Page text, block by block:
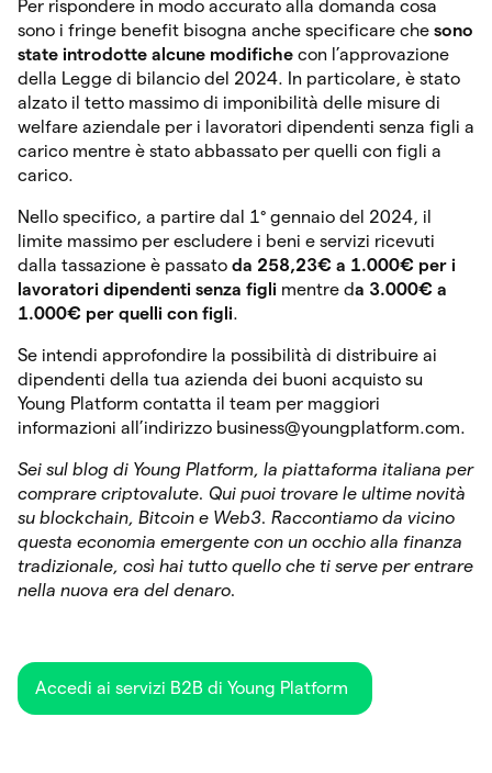
Per rispondere in modo accurato alla domanda cosa
sono i fringe benefit bisogna anche specificare che sono
state introdotte alcune modifiche con l’approvazione
della Legge di bilancio del 2024. In particolare, è stato
alzato il tetto massimo di imponibilità delle misure di
welfare aziendale per i lavoratori dipendenti senza figli a
carico mentre è stato abbassato per quelli con figli a
carico.
Nello specifico, a partire dal 1° gennaio del 2024, il
limite massimo per escludere i beni e servizi ricevuti
dalla tassazione è passato da 258,23€ a 1.000€ per i
lavoratori dipendenti senza figli mentre da 3.000€ a
1.000€ per quelli con figli.
Se intendi approfondire la possibilità di distribuire ai
dipendenti della tua azienda dei buoni acquisto su
Young Platform contatta il team per maggiori
informazioni all’indirizzo business@youngplatform.com.
Sei sul blog di Young Platform, la piattaforma italiana per
comprare criptovalute. Qui puoi trovare le ultime novità
su blockchain, Bitcoin e Web3. Raccontiamo da vicino
questa economia emergente con un occhio alla finanza
tradizionale, così hai tutto quello che ti serve per entrare
nella nuova era del denaro.
Accedi ai servizi B2B di Young Platform